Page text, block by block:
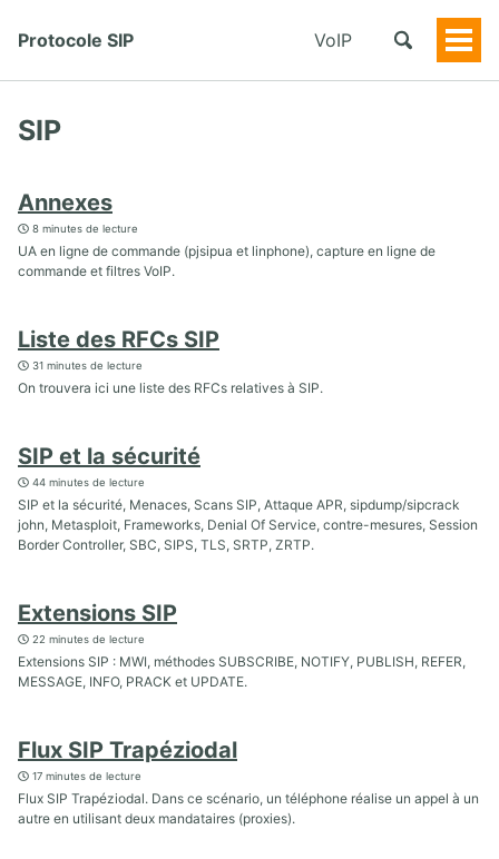
Protocole SIP VoIP
SIP
Annexes
8 minutes de lecture
UA en ligne de commande (pjsipua et linphone), capture en ligne de
commande et filtres VoIP.
Liste des RFCs SIP
31 minutes de lecture
On trouvera ici une liste des RFCs relatives à SIP.
SIP et la sécurité
44 minutes de lecture
SIP et la sécurité, Menaces, Scans SIP, Attaque APR, sipdump/sipcrack
john, Metasploit, Frameworks, Denial Of Service, contre-mesures, Session
Border Controller, SBC, SIPS, TLS, SRTP, ZRTP.
Extensions SIP
22 minutes de lecture
Extensions SIP : MWI, méthodes SUBSCRIBE, NOTIFY, PUBLISH, REFER,
MESSAGE, INFO, PRACK et UPDATE.
Flux SIP Trapéziodal
17 minutes de lecture
Flux SIP Trapéziodal. Dans ce scénario, un téléphone réalise un appel à un
autre en utilisant deux mandataires (proxies).